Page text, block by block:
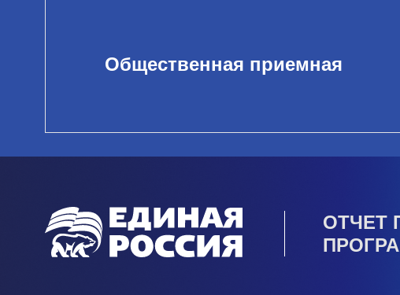
Общественная приемная
ОТЧЕТ